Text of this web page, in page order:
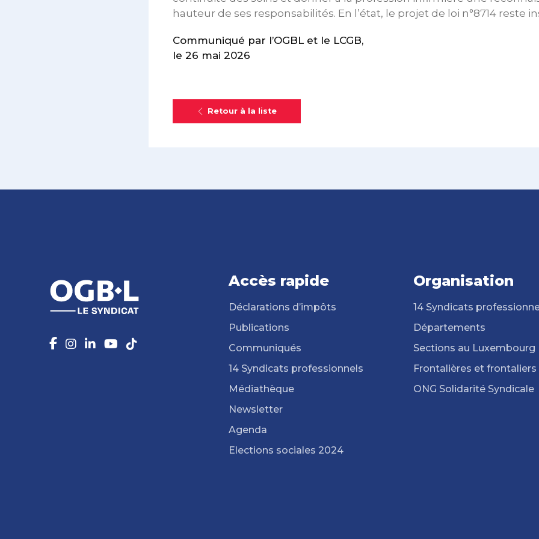
hauteur de ses responsabilités. En l’état, le projet de loi n°8714 reste
Communiqué par l’OGBL et le LCGB,
le 26 mai 2026
Retour à la liste
Accès rapide
Déclarations d’impôts
Publications
Communiqués
14 Syndicats professionnels
Médiathèque
Newsletter
Agenda
Elections sociales 2024
Organisation
14 Syndicats
Départements
Sections au Luxembourg
Frontalières et frontaliers
ONG Solidarité Syndicale